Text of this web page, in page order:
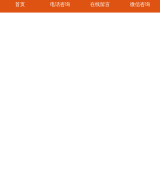
第二十六届中国（安徽）国际酒业博
首页 电话咨询 在线留言 微信咨询